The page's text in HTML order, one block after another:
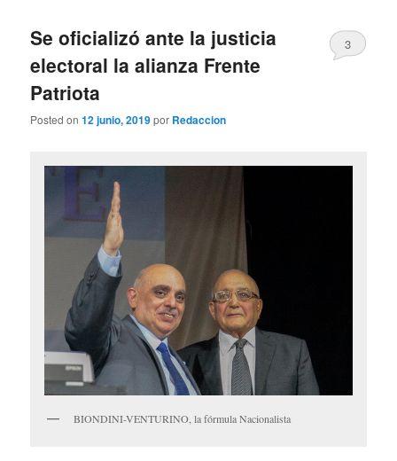
Se oficializó ante la justicia
electoral la alianza Frente
Patriota
Posted on12 junio, 2019por Redaccion
3
BIONDINI-VENTURINO, la fórmula Nacionalista